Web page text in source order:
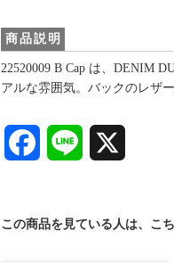
商品説明
22520009 B Cap は、DENIM
アルな雰囲気。バックのレザ
FacebookLine
この商品を見ている人は、こ